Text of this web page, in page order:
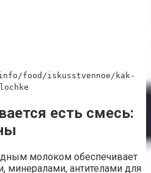
food/iskusstvennoe/kak-
есть смесь:
молоком обеспечивает
антителами для